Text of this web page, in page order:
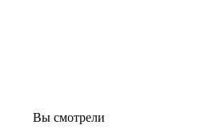
Вы смотрели